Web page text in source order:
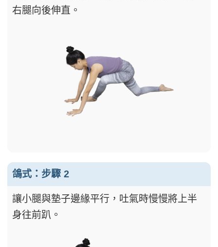
右腿向後伸直。
鴿式：步驟 2
讓小腿與墊子邊緣平行，吐氣時慢慢將上半
身往前趴。